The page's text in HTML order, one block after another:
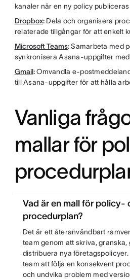
kanaler när en ny policy
Dropbox: Dela och organisera
relaterade tillgångar för att enkelt
Microsoft Teams:Samarbeta med
synkronisera Asana-uppgifter
Gmail:Omvandla e-
till Asana-uppgifter för att hålla
Vanliga
mallar för
Vad är en mall för policy-
procedurplan?
Det är ett återanvändbart
team genom att skriva, granska,
distribuera nya
team att följa en konsekvent
och undvika problem med